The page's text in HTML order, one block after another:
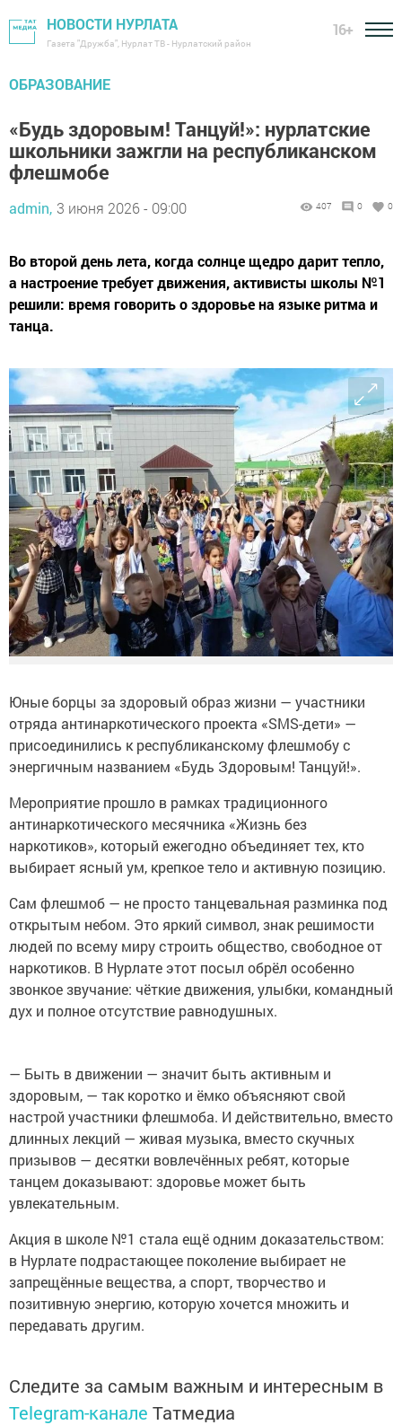
НОВОСТИ НУРЛАТА
Газета "Дружба", Нурлат ТВ - Нурлатский район
16+
ОБРАЗОВАНИЕ
«Будь здоровым! Танцуй!»: нурлатские
школьники зажгли на республиканском
флешмобе
admin, 3 июня 2026 - 09:00 407 0 0
Во второй день лета, когда солнце щедро дарит тепло,
а настроение требует движения, активисты школы №1
решили: время говорить о здоровье на языке ритма и
танца.
Юные борцы за здоровый образ жизни — участники
отряда антинаркотического проекта «SMS-дети» —
присоединились к республиканскому флешмобу с
энергичным названием «Будь Здоровым! Танцуй!».
Мероприятие прошло в рамках традиционного
антинаркотического месячника «Жизнь без
наркотиков», который ежегодно объединяет тех, кто
выбирает ясный ум, крепкое тело и активную позицию.
Сам флешмоб — не просто танцевальная разминка под
открытым небом. Это яркий символ, знак решимости
людей по всему миру строить общество, свободное от
наркотиков. В Нурлате этот посыл обрёл особенно
звонкое звучание: чёткие движения, улыбки, командный
дух и полное отсутствие равнодушных.
— Быть в движении — значит быть активным и
здоровым, — так коротко и ёмко объясняют свой
настрой участники флешмоба. И действительно, вместо
длинных лекций — живая музыка, вместо скучных
призывов — десятки вовлечённых ребят, которые
танцем доказывают: здоровье может быть
увлекательным.
Акция в школе №1 стала ещё одним доказательством:
в Нурлате подрастающее поколение выбирает не
запрещённые вещества, а спорт, творчество и
позитивную энергию, которую хочется множить и
передавать другим.
Следите за самым важным и интересным в
Telegram-канале Татмедиа